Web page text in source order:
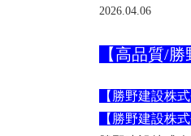
2026.04.06
【高品質/
【勝野建設株
【勝野建設株